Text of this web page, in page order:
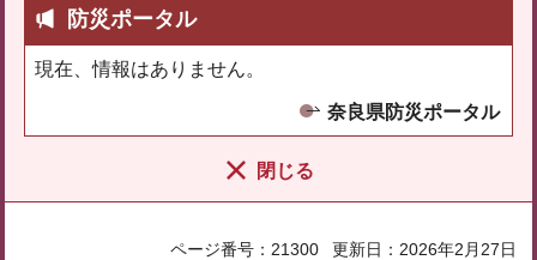
防災ポータル
現在、情報はありません。
奈良県防災ポータル
閉じる
ページ番号：21300 更新日：2026年2月27日